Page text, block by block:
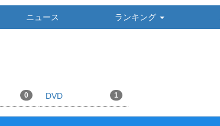
ニュース ランキング
0 DVD 1